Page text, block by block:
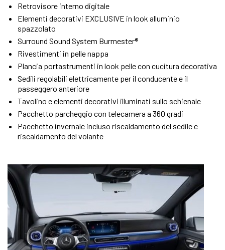
Retrovisore interno digitale
Elementi decorativi EXCLUSIVE in look alluminio
spazzolato
Surround Sound System Burmester®
Rivestimenti in pelle nappa
Plancia portastrumenti in look pelle con cucitura decorativa
Sedili regolabili elettricamente per il conducente e il
passeggero anteriore
Tavolino e elementi decorativi illuminati sullo schienale
Pacchetto parcheggio con telecamera a 360 gradi
Pacchetto invernale incluso riscaldamento del sedile e
riscaldamento del volante